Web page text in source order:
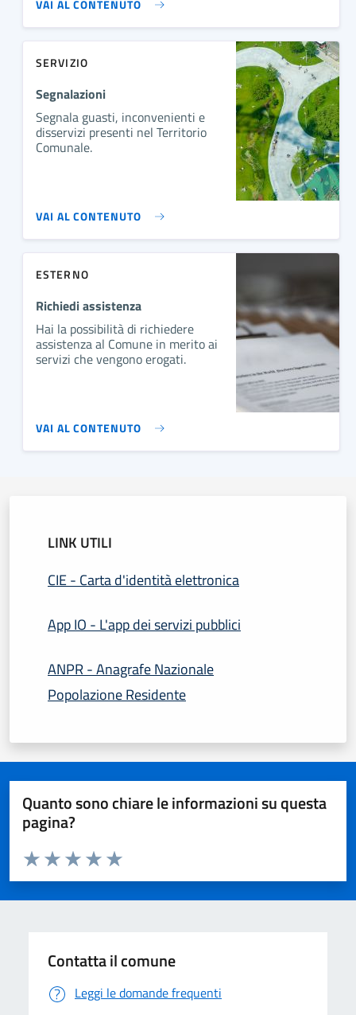
VAI AL CONTENUTO
SERVIZIO
Segnalazioni
Segnala guasti, inconvenienti e
disservizi presenti nel Territorio
Comunale.
VAI AL CONTENUTO
ESTERNO
Richiedi assistenza
Hai la possibilità di richiedere
assistenza al Comune in merito ai
servizi che vengono erogati.
VAI AL CONTENUTO
LINK UTILI
CIE - Carta d'identità elettronica
App IO - L'app dei servizi pubblici
ANPR - Anagrafe Nazionale
Popolazione Residente
Quanto sono chiare le informazioni su questa
pagina?
Domanda
Valuta da 1 a 5 stelle la pagina
Valuta 5 stelle su 5
Valuta 4 stelle su 5
Valuta 3 stelle su 5
Valuta 2 stelle su 5
Valuta 1 stelle su 5
Contatta il comune
Leggi le domande frequenti